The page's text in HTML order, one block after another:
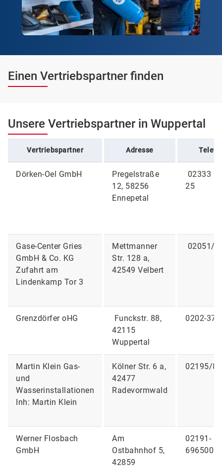
Einen Vertriebspartner finden
Unsere Vertriebspartner in Wuppertal
Vertriebspartner Adresse
Dörken-Oel GmbH
Pregelstraße
12, 58256
Ennepetal
02333
25
Gase-Center Gries
GmbH & Co. KG
Zufahrt am
Lindenkamp Tor 3
Mettmanner
Str. 128 a,
42549 Velbert
02051/
Grenzdörfer oHG
Funckstr. 88,
42115
Wuppertal
0202-
Martin Klein Gas-
und
Wasserinstallationen
Inh: Martin Klein
Kölner Str. 6 a,
42477
Radevormwald
02195/
Werner Flosbach
GmbH
Am
Ostbahnhof 5,
42859
02191-
696500